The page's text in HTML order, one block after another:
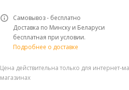
Самовывоз - бесплатно
Доставка по Минску и Беларуси
бесплатная при условии.
Подробнее о доставке
Цена действительна только для интернет-
магазинах